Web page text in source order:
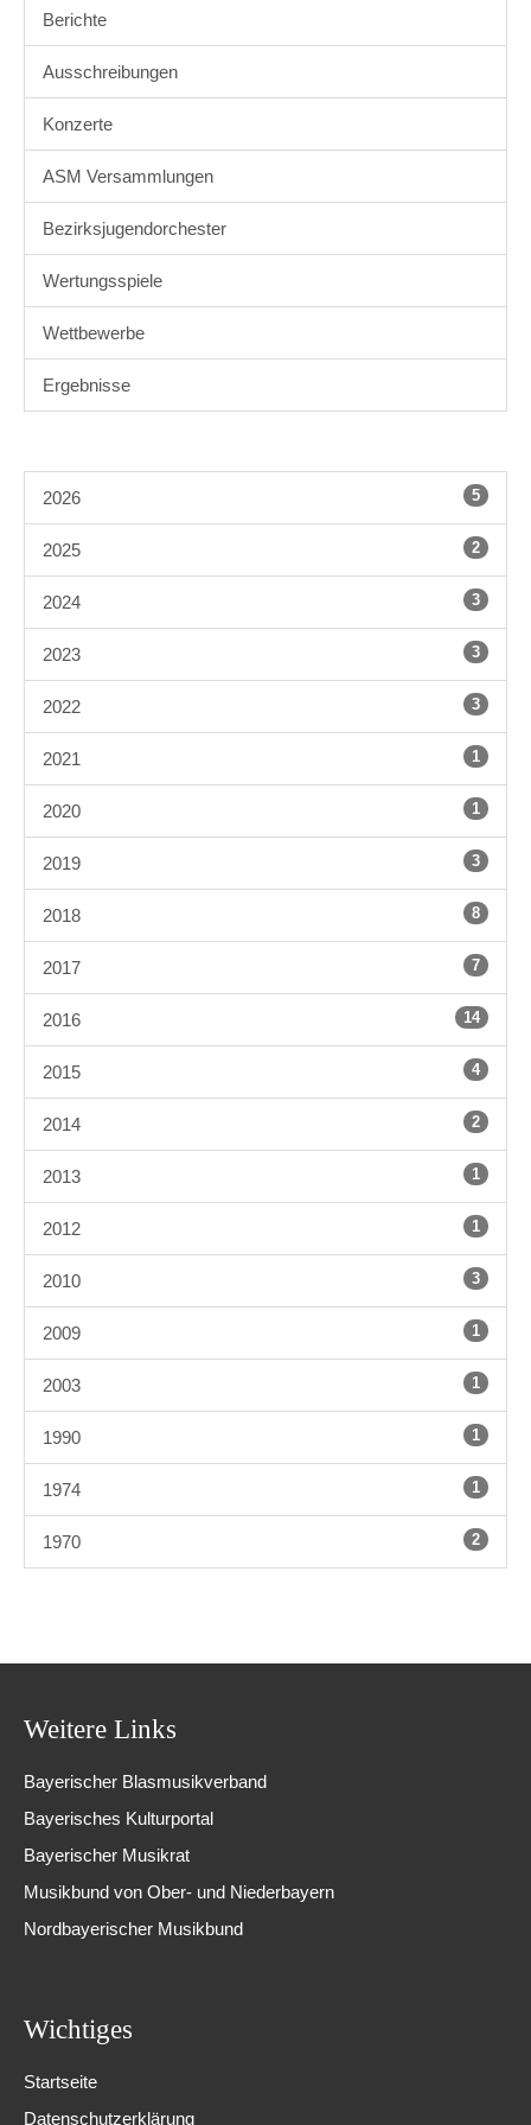
Berichte
Ausschreibungen
Konzerte
ASM Versammlungen
Bezirksjugendorchester
Wertungsspiele
Wettbewerbe
Ergebnisse
2026 5
2025 2
2024 3
2023 3
2022 3
2021 1
2020 1
2019 3
2018 8
2017 7
2016 14
2015 4
2014 2
2013 1
2012 1
2010 3
2009 1
2003 1
1990 1
1974 1
1970 2
Weitere Links
Bayerischer Blasmusikverband
Bayerisches Kulturportal
Bayerischer Musikrat
Musikbund von Ober- und Niederbayern
Nordbayerischer Musikbund
Wichtiges
Startseite
Datenschutzerklärung